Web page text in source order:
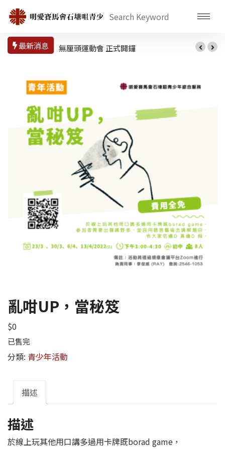
最新消息 無厘頭運動會 正式開鑼
亂咁UP，當秘笈
$0
已售完
分類: 青少年活動
描述
描述
於線上玩其他用口講多過用卡牌既borad game，